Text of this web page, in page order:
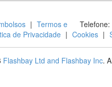
Telefone:
| Termos e
de Privacidade | Cookies |
Flashbay Ltd and Flashbay Inc.